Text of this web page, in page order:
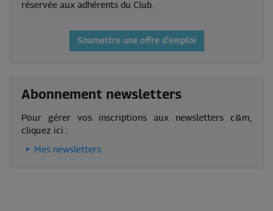
réservée aux adhérents du Club.
Soumettre une offre d'emploi
Abonnement newsletters
Pour gérer vos inscriptions aux newsletters c&m,
cliquez ici :
Mes newsletters